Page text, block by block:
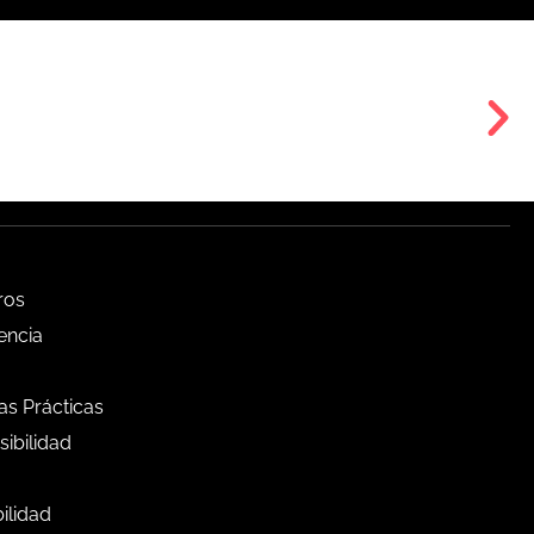
Prácticas